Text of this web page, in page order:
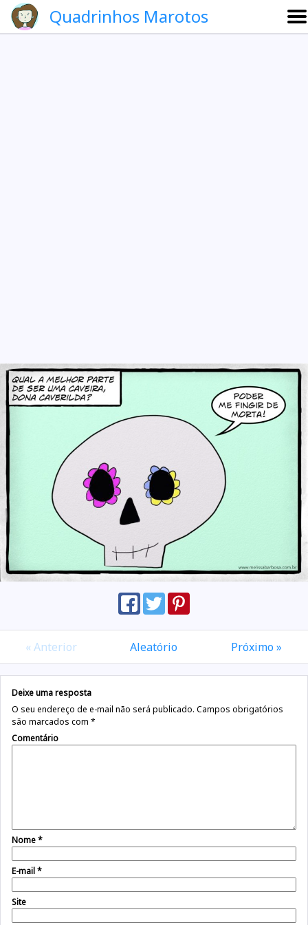
Quadrinhos Marotos
« Anterior Aleatório Próximo »
Deixe uma resposta
O seu endereço de e-mail não será publicado. Campos obrigatórios
são marcados com *
Comentário
Nome*
E-mail*
Site